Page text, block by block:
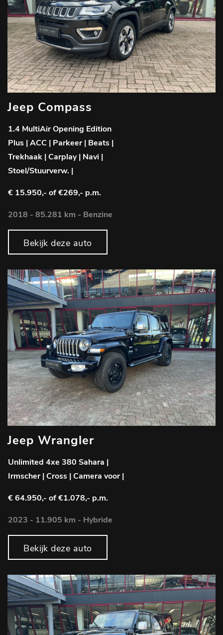
Jeep Compass
1.4 MultiAir Opening Edition
Plus | ACC | Parkeer | Beats |
Trekhaak | Carplay | Navi |
Stoel/Stuurverw. |
€ 15.950,- of €269,- p.m.
2018 - 85.281 km - Benzine
Bekijk deze auto
Jeep Wrangler
Unlimited 4xe 380 Sahara |
Irmscher | Cross | Camera voor |
€ 64.950,- of €1.078,- p.m.
2023 - 11.905 km - Hybride
Bekijk deze auto